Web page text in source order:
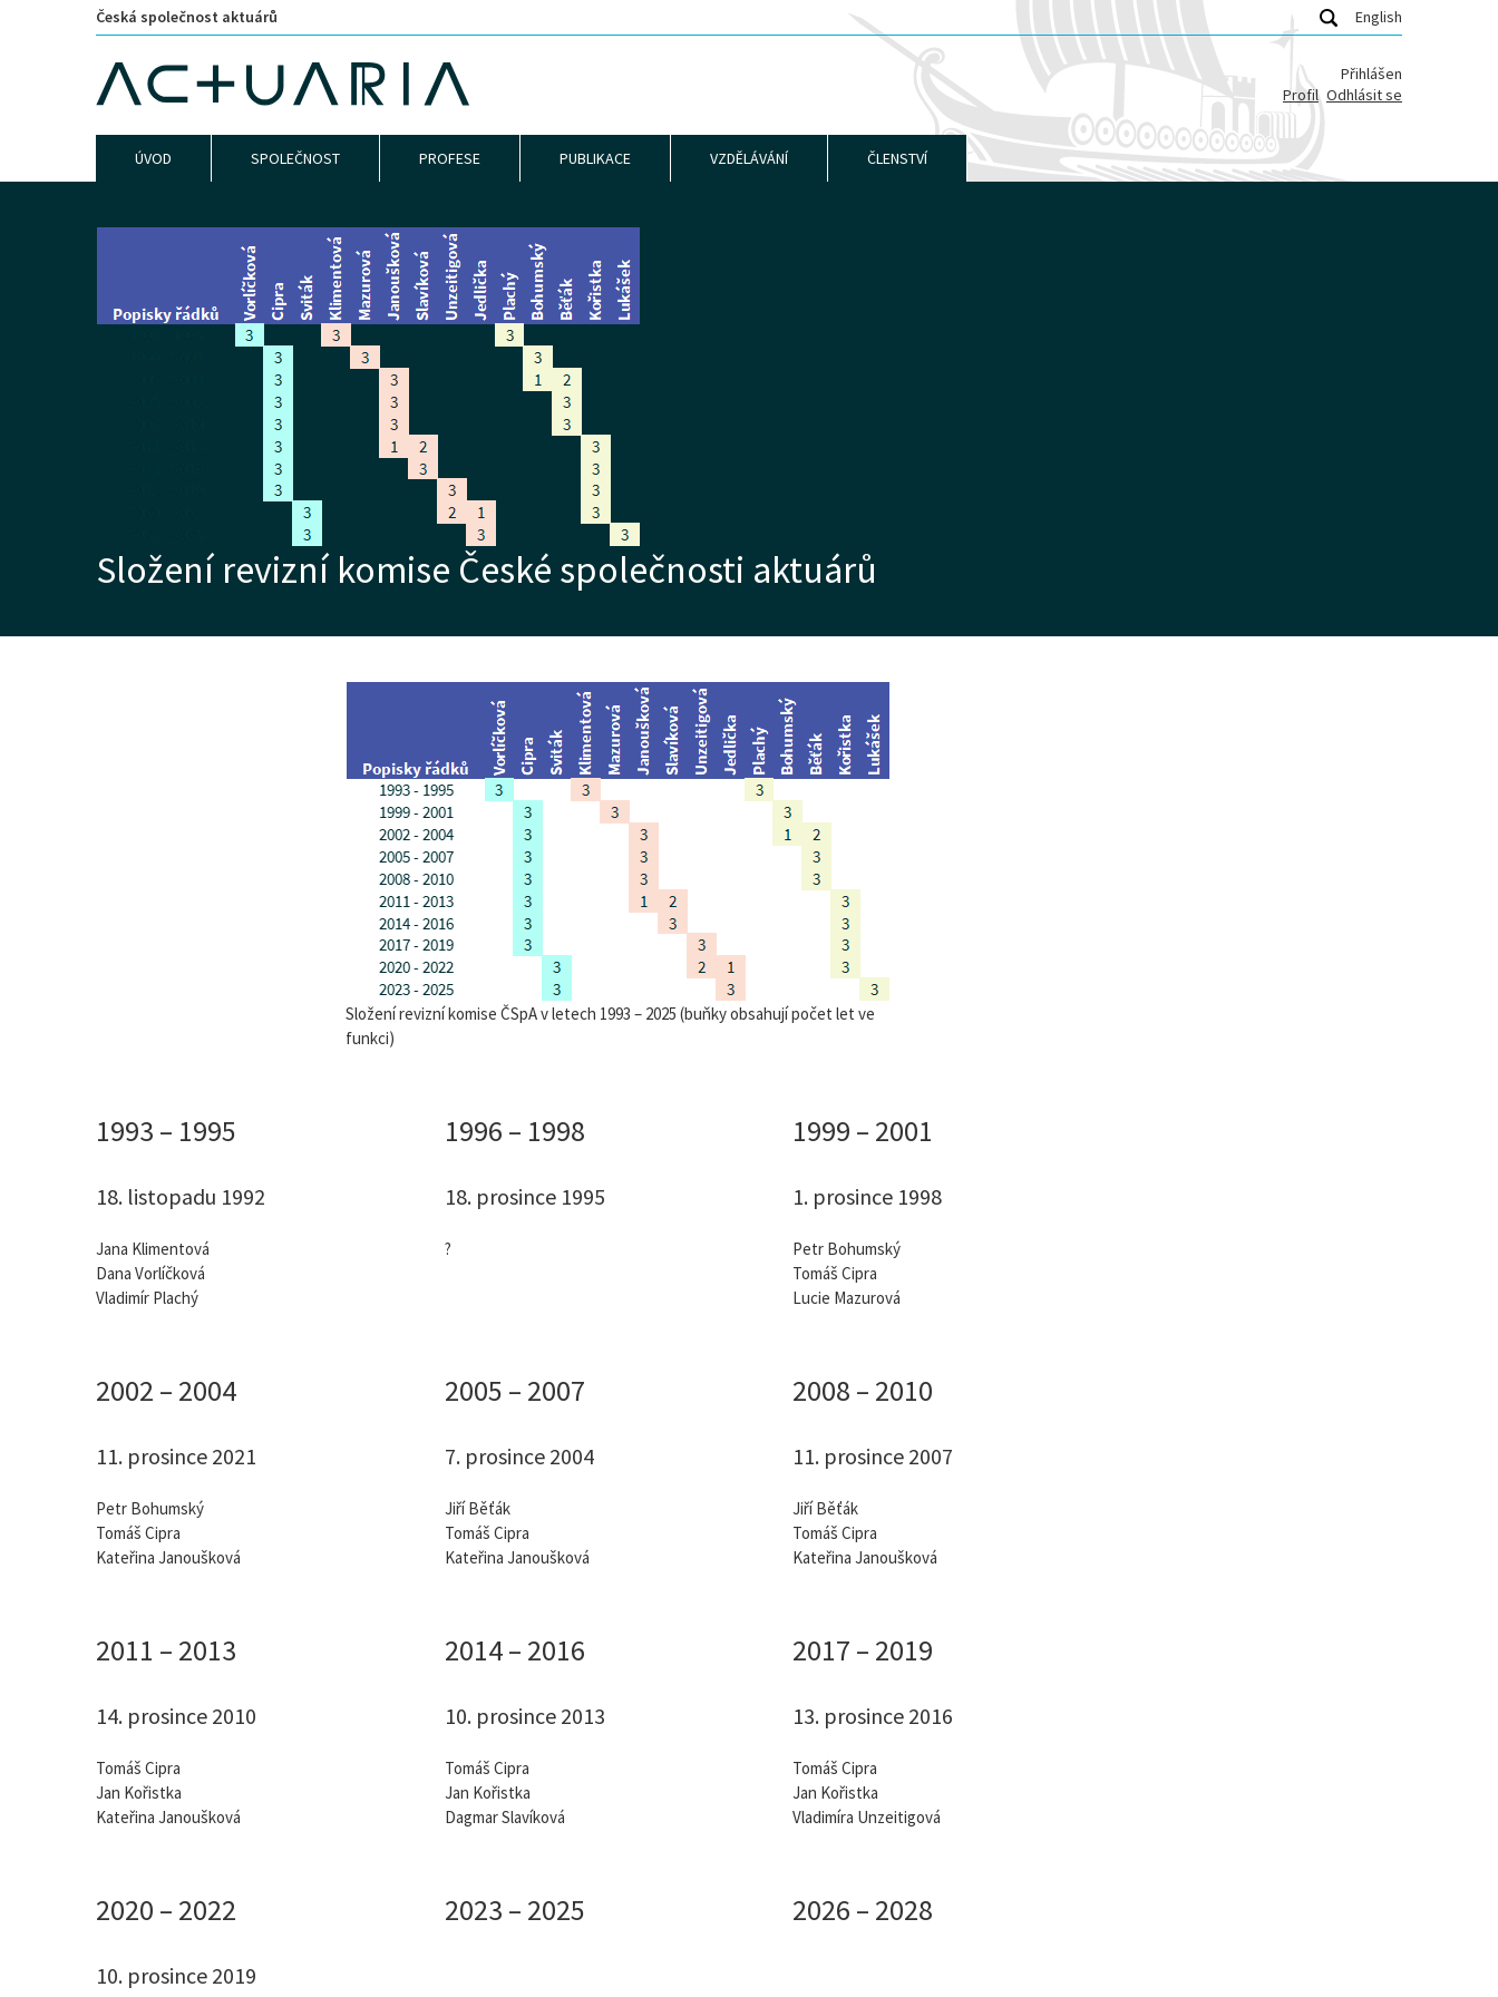
Česká společnost aktuárů English
Přihlášen
Profil Odhlásit se
ÚVOD SPOLEČNOST PROFESE PUBLIKACE VZDĚLÁVÁNÍ ČLENSTVÍ
Složení revizní komise České společnosti aktuárů
Složení revizní komise ČSpA v letech 1993 – 2025 (buňky obsahují počet let ve
funkci)
1993 – 1995
18. listopadu 1992
Jana Klimentová
Dana Vorlíčková
Vladimír Plachý
1996 – 1998
18. prosince 1995
?
1999 – 2001
1. prosince 1998
Petr Bohumský
Tomáš Cipra
Lucie Mazurová
2002 – 2004
11. prosince 2021
Petr Bohumský
Tomáš Cipra
Kateřina Janoušková
2005 – 2007
7. prosince 2004
Jiří Běťák
Tomáš Cipra
Kateřina Janoušková
2008 – 2010
11. prosince 2007
Jiří Běťák
Tomáš Cipra
Kateřina Janoušková
2011 – 2013
14. prosince 2010
Tomáš Cipra
Jan Kořistka
Kateřina Janoušková
2014 – 2016
10. prosince 2013
Tomáš Cipra
Jan Kořistka
Dagmar Slavíková
2017 – 2019
13. prosince 2016
Tomáš Cipra
Jan Kořistka
Vladimíra Unzeitigová
2020 – 2022
10. prosince 2019
2023 – 2025 2026 – 2028